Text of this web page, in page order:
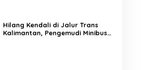
Hilang Kendali di Jalur Trans
Kalimantan, Pengemudi Minibus